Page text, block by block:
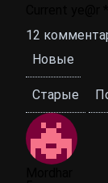
12
Новые
Старые